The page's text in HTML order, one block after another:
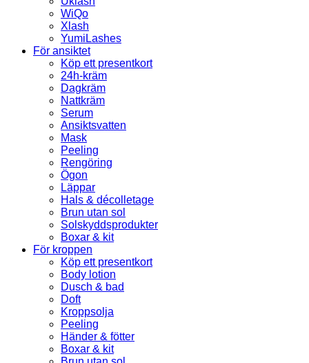
WiQo
Xlash
YumiLashes
För ansiktet
Köp ett presentkort
24h-kräm
Dagkräm
Nattkräm
Serum
Ansiktsvatten
Mask
Peeling
Rengöring
Ögon
Läppar
Hals & décolletage
Brun utan sol
Solskyddsprodukter
Boxar & kit
För kroppen
Köp ett presentkort
Body lotion
Dusch & bad
Doft
Kroppsolja
Peeling
Händer & fötter
Boxar & kit